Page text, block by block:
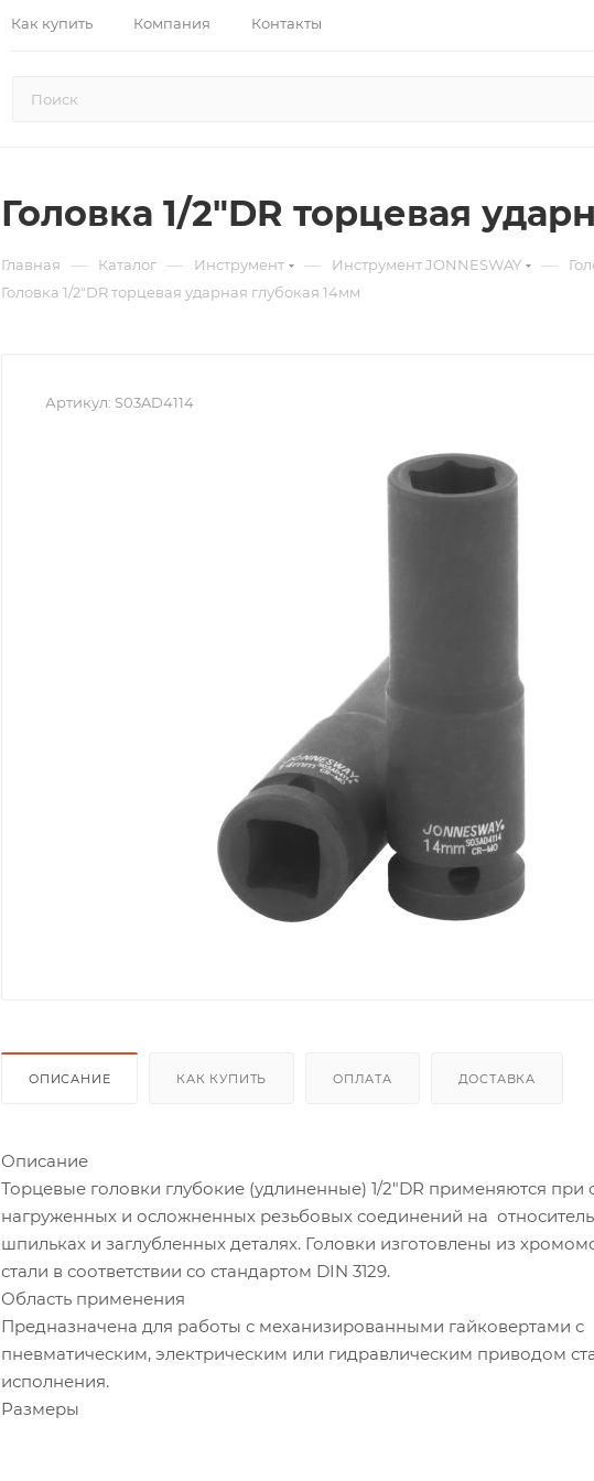
Как купить Компания Контакты
Головка 1/2"DR торцевая
Главная — Каталог — Инструмент — Инструмент JONNESWAY —
Головка 1/2"DR торцевая ударная глубокая 14мм
Артикул: S03AD4114
ОПИСАНИЕ КАК КУПИТЬ ОПЛАТА ДОСТАВКА
Описание
Торцевые головки глубокие (удлиненные) 1/2"DR применяются при
нагруженных и осложненных резьбовых соединений на
шпильках и заглубленных деталях. Головки изготовлены из
стали в соответствии со стандартом DIN 3129.
Область применения
Предназначена для работы с механизированными гайковертами с
пневматическим, электрическим или гидравлическим приводом
исполнения.
Размеры